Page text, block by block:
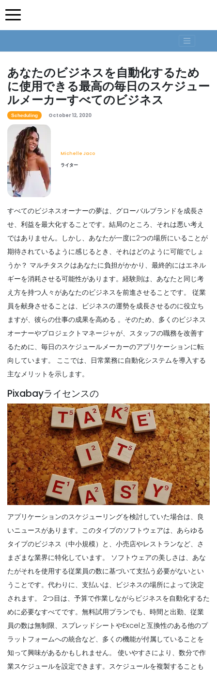
あなたのビジネスを自動化するため
に使用できる最高の毎日のスケジュー
ルメーカーすべてのビジネス
Scheduling October 12, 2020
Michelle Jaco
ライター
すべてのビジネスオーナーの夢は、グローバルブランドを成長さ
せ、利益を最大化することです。結局のところ、それは悪い考え
ではありません。しかし、あなたが一度に2つの場所にいることが
期待されているように感じるとき、それはどのように可能でしょ
うか？ マルチタスクはあなたに負担がかかり、最終的にはエネル
ギーを消耗させる可能性があります。経験則は、あなたと同じ考
え方を持つ人々があなたのビジネスを前進させることです。
従業
員を献身させることは、ビジネスの運勢を成長させるのに役立ち
ますが、 彼らの仕事の成果を高める 。そのため、多くのビジネス
オーナーやプロジェクトマネージャが、スタッフの職務を改善す
るために、毎日のスケジュールメーカーのアプリケーションに転
向しています。
ここでは、日常業務に自動化システムを導入する
主なメリットを示します。
Pixabayライセンスの
アプリケーションのスケジューリングを検討していた場合は、良
いニュースがあります。このタイプのソフトウェアは、あらゆる
タイプのビジネス（中小規模）と、小売店やレストランなど、さ
まざまな業界に特化しています。
ソフトウェアの美しさは、あな
たがそれを使用する従業員の数に基づいて支払う必要がないとい
うことです。代わりに、支払いは、ビジネスの場所によって決定
されます。
2つ目は、予算で作業しながらビジネスを自動化するた
めに必要なすべてです。無料試用プランでも、時間と出勤、従業
員の数は無制限、スプレッドシートやExcelと互換性のある他のプ
ラットフォームへの統合など、多くの機能が付属していることを
知って興味があるかもしれません。
使いやすさにより、数分で作
業スケジュールを設定できます。スケジュールを複製することも